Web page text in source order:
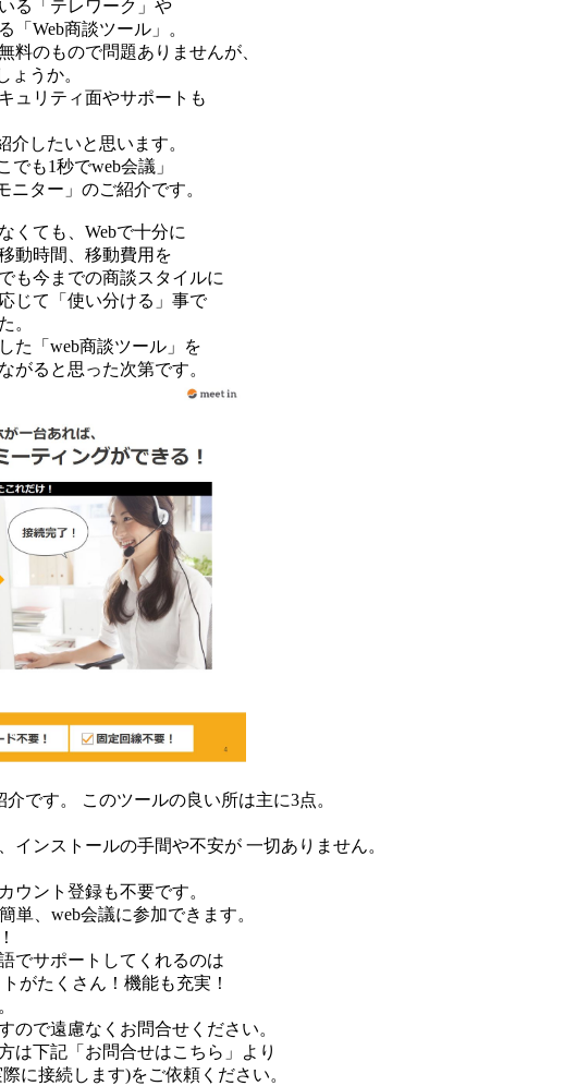
る「テレワーク」や
「Web商談ツール」。
料のもので問題ありませんが、
ょうか。
ュリティ面やサポートも
介したいと思います。
でも1秒でweb会議」
ニター」のご紹介です。
くても、Webで十分に
動時間、移動費用を
も今までの商談スタイルに
じて「使い分ける」事で
。
た「web商談ツール」を
がると思った次第です。
です。 このツールの良い所は主に3点。
ンストールの手間や不安が 一切ありません。
ント登録も不要です。
、web会議に参加できます。
でサポートしてくれるのは
がたくさん！機能も充実！
で遠慮なくお問合せください。
は下記「お問合せはこちら」より
に接続します)をご依頼ください。